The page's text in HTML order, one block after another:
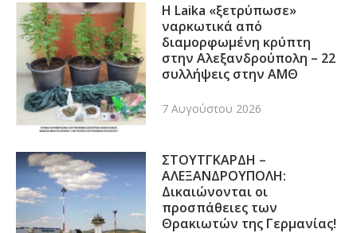
Η Laika «ξετρύπωσε»
ναρκωτικά από
διαμορφωμένη κρύπτη
στην Αλεξανδρούπολη – 22
συλλήψεις στην ΑΜΘ
7 Αυγούστου 2026
ΣΤΟΥΤΓΚΑΡΔΗ –
ΑΛΕΞΑΝΔΡΟΥΠΟΛΗ:
Δικαιώνονται οι
προσπάθειες των
Θρακιωτών της Γερμανίας!